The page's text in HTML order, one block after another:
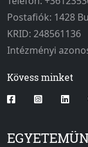
Postafiók: 1428
KRID: 248561136
Intézményi
Kövess minket